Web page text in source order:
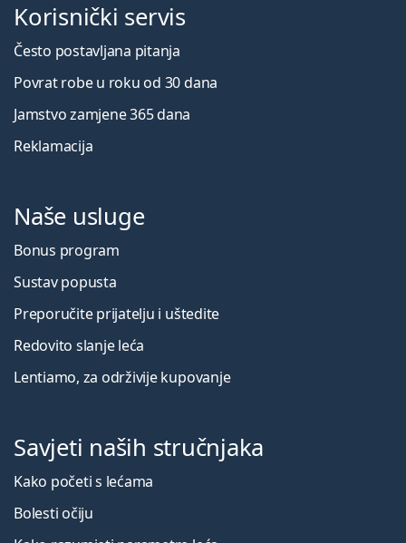
Korisnički servis
Često postavljana pitanja
Povrat robe u roku od 30 dana
Jamstvo zamjene 365 dana
Reklamacija
Naše usluge
Bonus program
Sustav popusta
Preporučite prijatelju i uštedite
Redovito slanje leća
Lentiamo, za održivije kupovanje
Savjeti naših stručnjaka
Kako početi s lećama
Bolesti očiju